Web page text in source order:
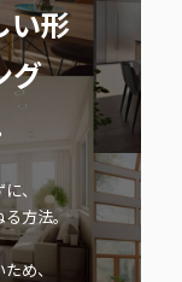
い形
グ
に、
る方法。
ため、